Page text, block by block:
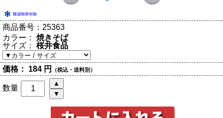
商品番号： 25363
カラー：
焼きそば
サイズ：
桜井食品
価格： 184 円 （税込・送料別）
数量